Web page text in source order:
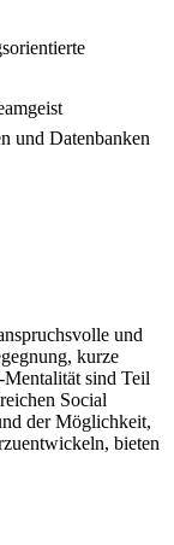
und Datenbanken
und
kurze
Mentalität sind Teil
Social
der Möglichkeit,
bieten